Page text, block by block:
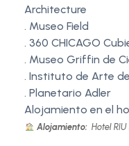
Architecture
. Museo Field
. 360 CHICAGO
. Museo Griffin de
. Instituto de Arte
. Planetario Adler
Alojamiento en el
Alojamiento: Hotel